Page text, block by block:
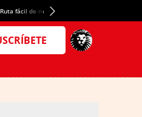
Ruta fácil de montaña